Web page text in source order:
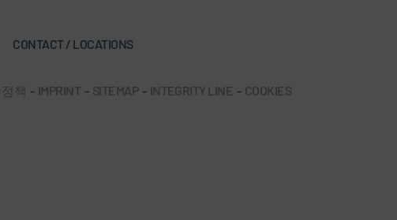
CONTACT / LOCATIONS
책 - IMPRINT - SITEMAP - INTEGRITY LINE - COOKIES